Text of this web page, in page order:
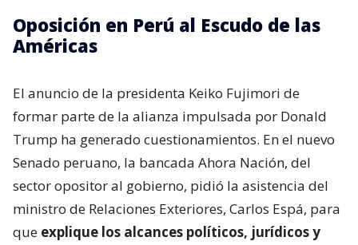
Oposición en Perú al Escudo de las
Américas
El anuncio de la presidenta Keiko Fujimori de
formar parte de la alianza impulsada por Donald
Trump ha generado cuestionamientos. En el nuevo
Senado peruano, la bancada Ahora Nación, del
sector opositor al gobierno, pidió la asistencia del
ministro de Relaciones Exteriores, Carlos Espá, para
que explique los alcances políticos, jurídicos y